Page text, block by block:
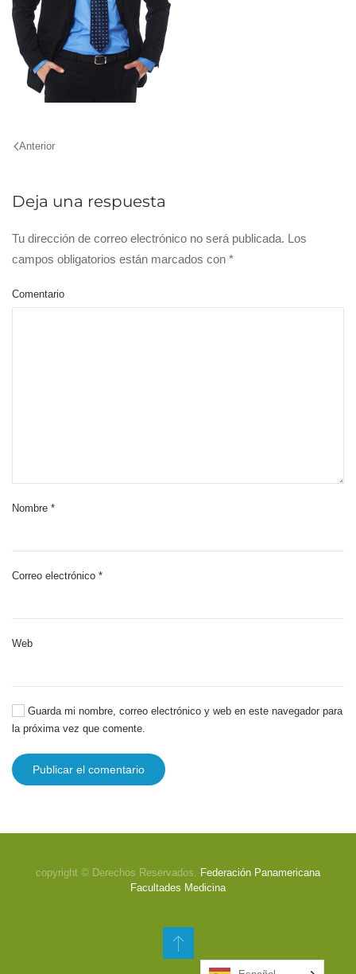
Anterior
Deja una respuesta
Tu dirección de correo electrónico no será publicada. Los
campos obligatorios están marcados con *
Comentario
Nombre *
Correo electrónico *
Web
Guarda mi nombre, correo electrónico y web en este navegador para
la próxima vez que comente.
Publicar el comentario
copyright © Derechos Reservados. Federación Panamericana
Facultades Medicina